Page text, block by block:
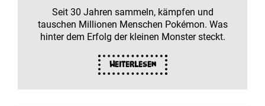
Seit 30 Jahren sammeln, kämpfen und
tauschen Millionen Menschen Pokémon. Was
hinter dem Erfolg der kleinen Monster steckt.
Weiterlesen